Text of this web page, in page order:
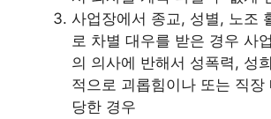
사업장에서 종교, 성별, 노조
로 차별 대우를 받은 경우 사
의 의사에 반해서 성폭력, 성
적으로 괴롭힘이나 또는 직장
당한 경우